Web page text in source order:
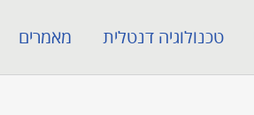
טכנולוגיה דנטלית מאמרים